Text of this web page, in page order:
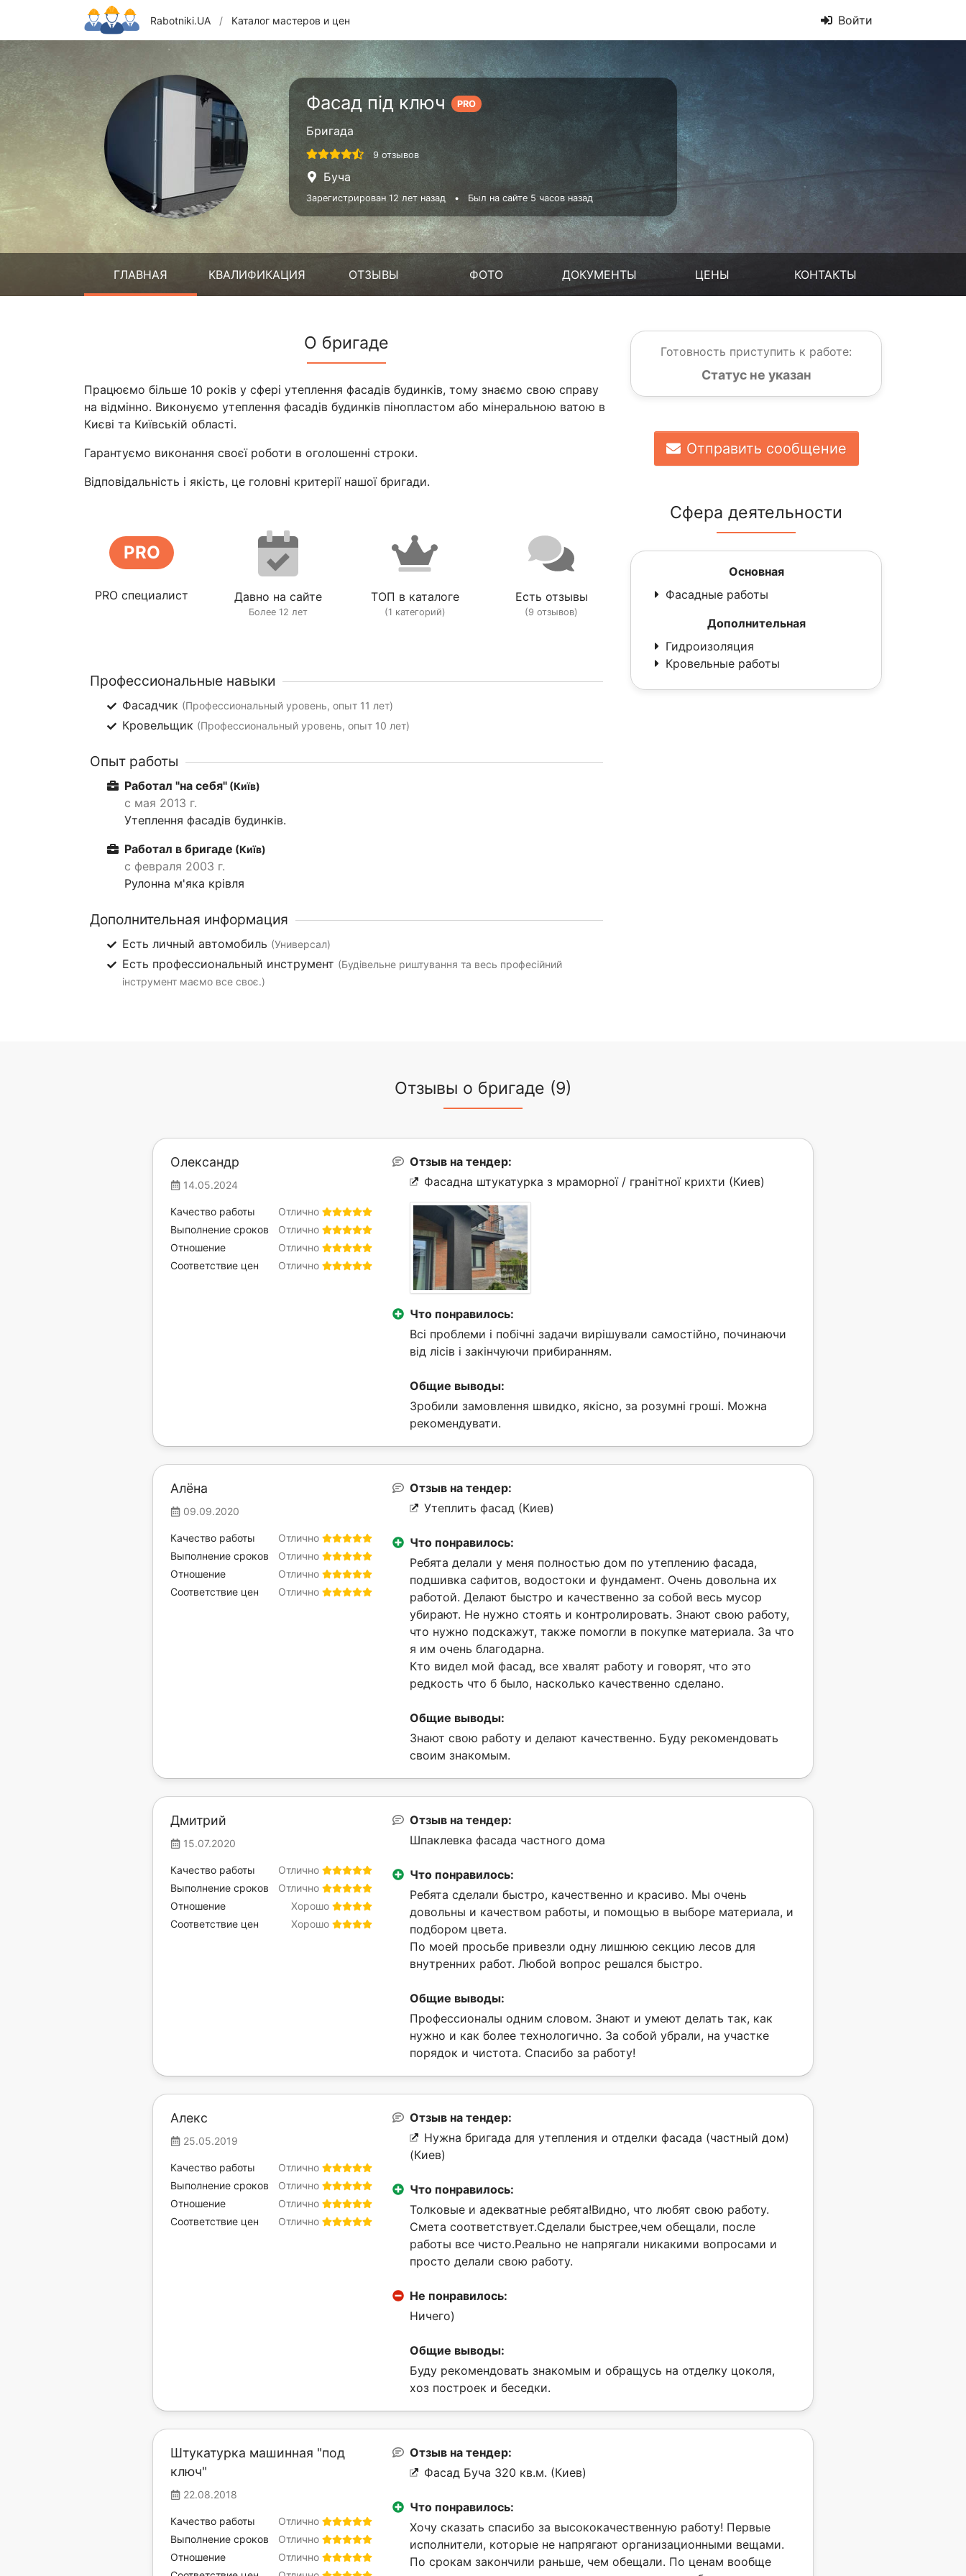
Rabotniki.UA / Каталог мастеров и цен Войти
Фасад під ключ PRO
Бригада
9 отзывов
Буча
Зарегистрирован 12 лет назад • Был на сайте 5 часов назад
ГЛАВНАЯ КВАЛИФИКАЦИЯ ОТЗЫВЫ ФОТО ДОКУМЕНТЫ ЦЕНЫ КОНТАКТЫ
О бригаде
Працюємо більше 10 років у сфері утеплення фасадів будинків, тому знаємо свою справу
на відмінно. Виконуємо утеплення фасадів будинків пінопластом або мінеральною ватою в
Києві та Київській області.
Гарантуємо виконання своєї роботи в оголошенні строки.
Відповідальність і якість, це головні критерії нашої бригади.
PRO
PRO специалист Давно на сайте
Более 12 лет
ТОП в каталоге
(1 категорий)
Есть отзывы
(9 отзывов)
Профессиональные навыки
Фасадчик (Профессиональный уровень, опыт 11 лет)
Кровельщик (Профессиональный уровень, опыт 10 лет)
Опыт работы
Работал "на себя" (Київ)
с мая 2013 г.
Утеплення фасадів будинків.
Работал в бригаде (Київ)
с февраля 2003 г.
Рулонна м'яка крівля
Дополнительная информация
Есть личный автомобиль (Универсал)
Есть профессиональный инструмент (Будівельне риштування та весь професійний
інструмент маємо все своє.)
Готовность приступить к работе:
Статус не указан
Отправить сообщение
Сфера деятельности
Основная
Фасадные работы
Дополнительная
Гидроизоляция
Кровельные работы
Отзывы о бригаде (9)
Олександр
14.05.2024
Отлично
Качество работы
Отлично
Выполнение сроков
Отлично
Отношение
Отлично
Соответствие цен
Отзыв на тендер:
Фасадна штукатурка з мраморної / гранітної крихти (Киев)
Что понравилось:
Всі проблеми і побічні задачи вирішували самостійно, починаючи
від лісів і закінчуючи прибиранням.
Общие выводы:
Зробили замовлення швидко, якісно, за розумні гроші. Можна
рекомендувати.
Алёна
09.09.2020
Отлично
Качество работы
Отлично
Выполнение сроков
Отлично
Отношение
Отлично
Соответствие цен
Отзыв на тендер:
Утеплить фасад (Киев)
Что понравилось:
Ребята делали у меня полностью дом по утеплению фасада,
подшивка сафитов, водостоки и фундамент. Очень довольна их
работой. Делают быстро и качественно за собой весь мусор
убирают. Не нужно стоять и контролировать. Знают свою работу,
что нужно подскажут, также помогли в покупке материала. За что
я им очень благодарна.
Кто видел мой фасад, все хвалят работу и говорят, что это
редкость что б было, насколько качественно сделано.
Общие выводы:
Знают свою работу и делают качественно. Буду рекомендовать
своим знакомым.
Дмитрий
15.07.2020
Отлично
Качество работы
Отлично
Выполнение сроков
Хорошо
Отношение
Хорошо
Соответствие цен
Отзыв на тендер:
Шпаклевка фасада частного дома
Что понравилось:
Ребята сделали быстро, качественно и красиво. Мы очень
довольны и качеством работы, и помощью в выборе материала, и
подбором цвета.
По моей просьбе привезли одну лишнюю секцию лесов для
внутренних работ. Любой вопрос решался быстро.
Общие выводы:
Профессионалы одним словом. Знают и умеют делать так, как
нужно и как более технологично. За собой убрали, на участке
порядок и чистота. Спасибо за работу!
Алекс
25.05.2019
Отлично
Качество работы
Отлично
Выполнение сроков
Отлично
Отношение
Отлично
Соответствие цен
Отзыв на тендер:
Нужна бригада для утепления и отделки фасада (частный дом)
(Киев)
Что понравилось:
Толковые и адекватные ребята!Видно, что любят свою работу.
Смета соответствует.Сделали быстрее,чем обещали, после
работы все чисто.Реально не напрягали никакими вопросами и
просто делали свою работу.
Не понравилось:
Ничего)
Общие выводы:
Буду рекомендовать знакомым и обращусь на отделку цоколя,
хоз построек и беседки.
Штукатурка машинная "под
ключ"
22.08.2018
Отлично
Качество работы
Отлично
Выполнение сроков
Отлично
Отношение
Отзыв на тендер:
Фасад Буча 320 кв.м. (Киев)
Что понравилось:
Хочу сказать спасибо за высококачественную работу! Первые
исполнители, которые не напрягают организационными вещами.
По срокам закончили раньше, чем обещали. По ценам вообще